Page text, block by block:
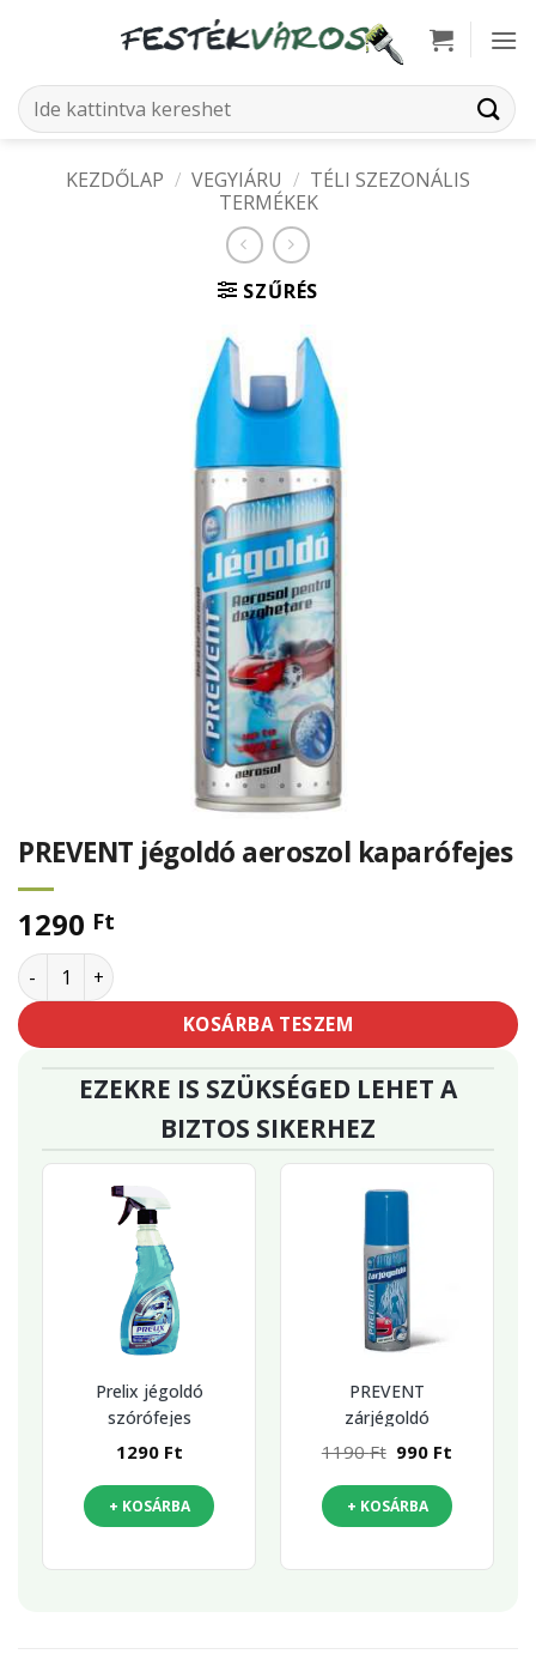
Keresés
a
KEZDŐLAP / VEGYIÁRU / TÉLI SZEZONÁLIS
TERMÉKEK
SZŰRÉS
PREVENT jégoldó aeroszol kaparófejes
1290 Ft
PREVENT jégoldó aeroszol kaparófejes mennyiség
KOSÁRBA TESZEM
EZEKRE IS SZÜKSÉGED LEHET A
BIZTOS SIKERHEZ
Prelix jégoldó
szórófejes
1290 Ft
+ KOSÁRBA
PREVENT
zárjégoldó
1190Ft Original
was:
1190 Ft.
990 Ft
is:
+ KOSÁRBA